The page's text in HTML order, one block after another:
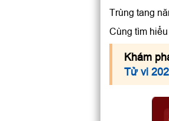
Trùng tang
Cùng tìm
Khám
Tử vi